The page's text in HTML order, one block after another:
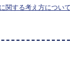
関する考え方について